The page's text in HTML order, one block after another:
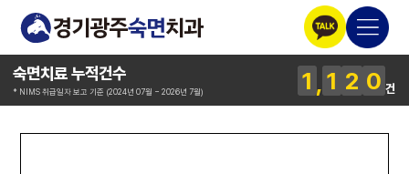
숙면치료 누적건수
* NIMS 취급일자 보고 기준 (2024년 07월 ~ 2026년 7월) 1 1 2 0 건